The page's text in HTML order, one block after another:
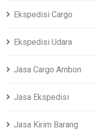
Ekspedisi Cargo
Ekspedisi Udara
Jasa Cargo Ambon
Jasa Ekspedisi
Jasa Kirim Barang